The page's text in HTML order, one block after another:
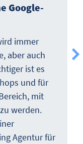
Google-
immer
aber auch
ist es
und für
mit
werden.
Agentur für